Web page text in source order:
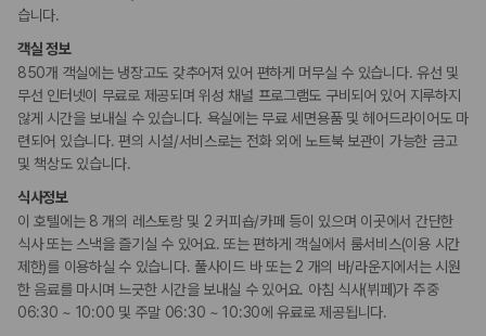
요가/필라테스
수영장
키즈
어린이 수영장
비즈니스 센터
연회장
회의공간
장애인 편의시설
휠체어로 이용 가능
습니다.
객실 정보
850개 객실에는 냉장고도 갖추어져 있어 편하게 머무실 수 있습니다. 유선 및
무선 인터넷이 무료로 제공되며 위성 채널 프로그램도 구비되어 있어 지루하지
않게 시간을 보내실 수 있습니다. 욕실에는 무료 세면용품 및 헤어드라이어도 마
련되어 있습니다. 편의 시설/서비스로는 전화 외에 노트북 보관이 가능한 금고
및 책상도 있습니다.
식사정보
이 호텔에는 8 개의 레스토랑 및 2 커피숍/카페 등이 있으며 이곳에서 간단한
식사 또는 스낵을 즐기실 수 있어요. 또는 편하게 객실에서 룸서비스(이용 시간
제한)를 이용하실 수 있습니다. 풀사이드 바 또는 2 개의 바/라운지에서는 시원
한 음료를 마시며 느긋한 시간을 보내실 수 있어요. 아침 식사(뷔페)가 주중
06:30 ~ 10:00 및 주말 06:30 ~ 10:30에 유료로 제공됩니다.